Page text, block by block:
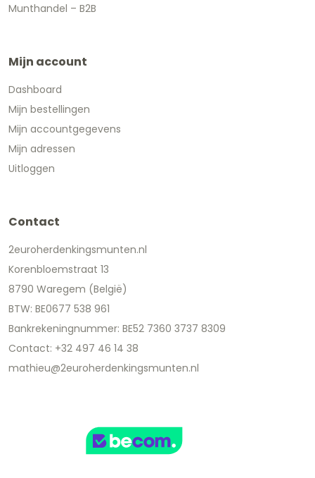
Munthandel – B2B
Mijn account
Dashboard
Mijn bestellingen
Mijn accountgegevens
Mijn adressen
Uitloggen
Contact
2euroherdenkingsmunten.nl
Korenbloemstraat 13
8790 Waregem (België)
BTW: BE0677 538 961
Bankrekeningnummer: BE52 7360 3737 8309
Contact: +32 497 46 14 38
mathieu@2euroherdenkingsmunten.nl